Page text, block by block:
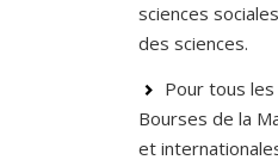
sciences
des sciences.
Pour tous les
Bourses de la
et